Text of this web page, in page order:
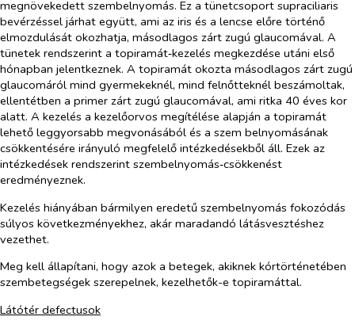
megnövekedett szembelnyomás. Ez a tünetcsoport supraciliaris
bevérzéssel járhat együtt, ami az iris és a lencse előre történő
elmozdulását okozhatja, másodlagos zárt zugú glaucomával. A
tünetek rendszerint a topiramát‑kezelés megkezdése utáni első
hónapban jelentkeznek. A topiramát okozta másodlagos zárt zugú
glaucomáról mind gyermekeknél, mind felnőtteknél beszámoltak,
ellentétben a primer zárt zugú glaucomával, ami ritka 40 éves kor
alatt. A kezelés a kezelőorvos megítélése alapján a topiramát
lehető leggyorsabb megvonásából és a szem belnyomásának
csökkentésére irányuló megfelelő intézkedésekből áll. Ezek az
intézkedések rendszerint szembelnyomás‑csökkenést
eredményeznek.
Kezelés hiányában bármilyen eredetű szembelnyomás fokozódás
súlyos következményekhez, akár maradandó látásvesztéshez
vezethet.
Meg kell állapítani, hogy azok a betegek, akiknek kórtörténetében
szembetegségek szerepelnek, kezelhetők-e topiramáttal.
Látótér defectusok